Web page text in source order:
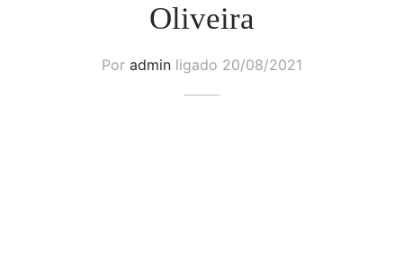
Oliveira
Por adminligado 20/08/2021